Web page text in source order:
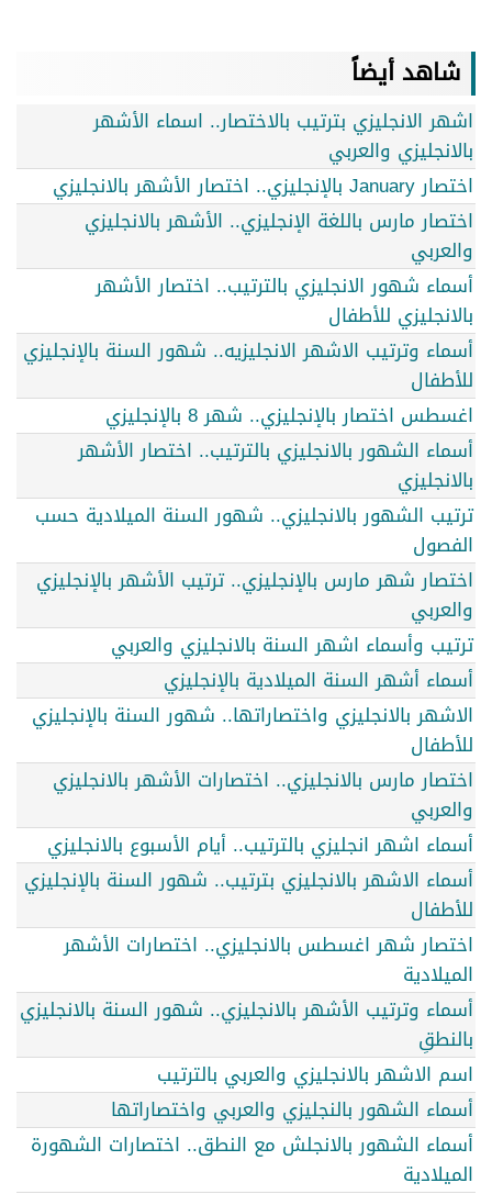
شاهد أيضاً
اشهر الانجليزي بترتيب بالاختصار.. اسماء الأشهر
بالانجليزي والعربي
اختصار January بالإنجليزي.. اختصار الأشهر بالانجليزي
اختصار مارس باللغة الإنجليزي.. الأشهر بالانجليزي
والعربي
أسماء شهور الانجليزي بالترتيب.. اختصار الأشهر
بالانجليزي للأطفال
أسماء وترتيب الاشهر الانجليزيه.. شهور السنة بالإنجليزي
للأطفال
اغسطس اختصار بالإنجليزي.. شهر 8 بالإنجليزي
أسماء الشهور بالانجليزي بالترتيب.. اختصار الأشهر
بالانجليزي
ترتيب الشهور بالانجليزي.. شهور السنة الميلادية حسب
الفصول
اختصار شهر مارس بالإنجليزي.. ترتيب الأشهر بالإنجليزي
والعربي
ترتيب وأسماء اشهر السنة بالانجليزي والعربي
أسماء أشهر السنة الميلادية بالإنجليزي
الاشهر بالانجليزي واختصاراتها.. شهور السنة بالإنجليزي
للأطفال
اختصار مارس بالانجليزي.. اختصارات الأشهر بالانجليزي
والعربي
أسماء اشهر انجليزي بالترتيب.. أيام الأسبوع بالانجليزي
أسماء الاشهر بالانجليزي بترتيب.. شهور السنة بالإنجليزي
للأطفال
اختصار شهر اغسطس بالانجليزي.. اختصارات الأشهر
الميلادية
أسماء وترتيب الأشهر بالانجليزي.. شهور السنة بالانجليزي
بالنطقِ
اسم الاشهر بالانجليزي والعربي بالترتيب
أسماء الشهور بالنجليزي والعربي واختصاراتها
أسماء الشهور بالانجلش مع النطق.. اختصارات الشهورة
الميلادية